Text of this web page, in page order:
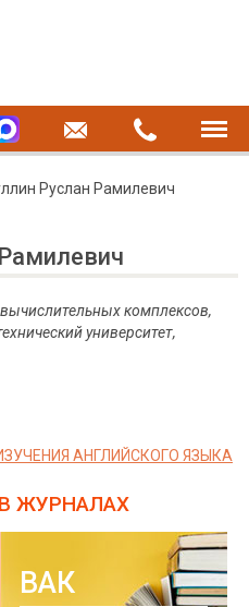
Руслан Рамилевич
комплексов,
университет,
АНГЛИЙСКОГО ЯЗЫКА
В ЖУРНАЛАХ
ВАК